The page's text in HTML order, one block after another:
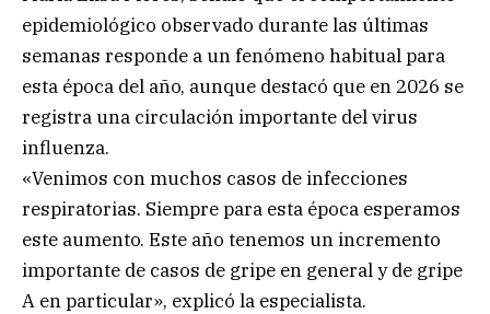
epidemiológico observado durante las últimas
semanas responde a un fenómeno habitual para
esta época del año, aunque destacó que en 2026 se
registra una circulación importante del virus
influenza.
«Venimos con muchos casos de infecciones
respiratorias. Siempre para esta época esperamos
este aumento. Este año tenemos un incremento
importante de casos de gripe en general y de gripe
A en particular», explicó la especialista.